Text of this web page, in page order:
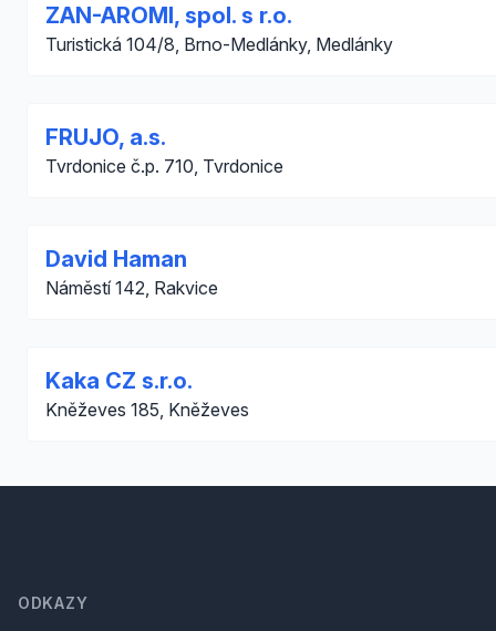
ZAN-AROMI, spol. s r.o.
Turistická 104/8, Brno-Medlánky, Medlánky
FRUJO, a.s.
Tvrdonice č.p. 710, Tvrdonice
David Haman
Náměstí 142, Rakvice
Kaka CZ s.r.o.
Kněževes 185, Kněževes
ODKAZY